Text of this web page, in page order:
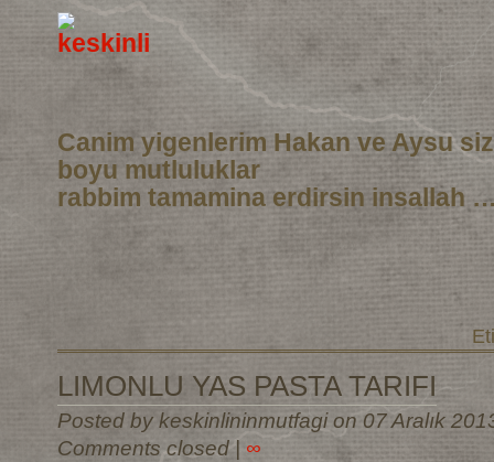
Canim yigenlerim Hakan ve Aysu
boyu mutluluklar
rabbim tamamina erdirsin insallah
LIMONLU YAS PASTA TARIFI
Posted by keskinlininmutfagi on 07 Aralık
Comments closed| ∞